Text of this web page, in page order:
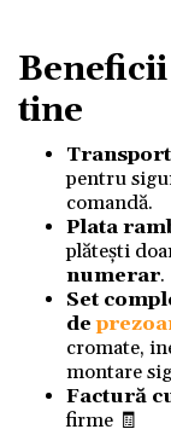
tine
pentru
comandă.
Plata
plătești
numerar.
Set
de
cromate,
montare
Factură
firme 🧾